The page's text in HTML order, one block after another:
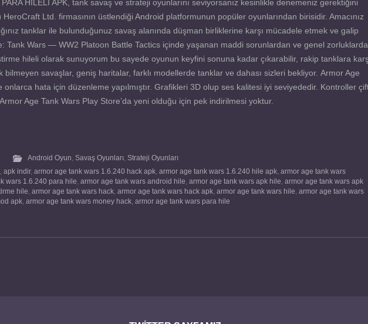
HİLELİ APK, tank savaş ve strateji oyunlarını seviyorsanız kesinlikle denemeniz gerektiğini
HeroCraft Ltd. firmasının üstlendiği Android platformunun popüler oyunlarından birisidir. Amacınız
tanklar ile bulunduğunuz savaş alanında düşman birliklerine karşı mücadele etmek ve galip
Tank Wars — WW2 Platoon Battle Tactics içinde yaşanan maddi sorunlardan ve genel
hileli olarak sunuyorum bu sayede oyunun keyfini sonuna kadar çıkarabilir, rakip tanklara
savaşlar, geniş haritalar, farklı modellerde tanklar ve dahası sizleri bekliyor. Armor Age
hata için düzenleme yapılmıştır. Grafikleri 3D olup ses kalitesi iyi seviyededir. Kontroller
Age Tank Wars Play Store’da yeni olduğu için pek indirilmesi yoktur.
Android Oyun, Savaş Oyunları, Strateji Oyunları
, apk indir, armor age tank wars 1.6.240 hack apk, armor age tank wars 1.6.240 hile apk, armor age tank wars
wars 1.6.240 para hile, armor age tank wars android hile, armor age tank wars apk hile, armor age tank wars apk
hile, armor age tank wars hack, armor age tank wars hack apk, armor age tank wars hile, armor age tank wars
apk, armor age tank wars money hack, armor age tank wars para hile